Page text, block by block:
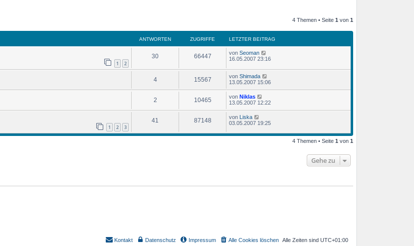
4 Themen • Seite 1 von 1
ANTWORTEN ZUGRIFFE LETZTER BEITRAG
1 2
30 66447 von Seoman
16.05.2007 23:16
4 15567 von Shimada
13.05.2007 15:06
2 10465 von Niklas
13.05.2007 12:22
1 2 3
41 87148 von Liska
03.05.2007 19:25
4 Themen • Seite 1 von 1
Gehe zu
Alle Zeiten sind UTC+01:00
Alle Cookies löschen
Impressum
Datenschutz
Kontakt